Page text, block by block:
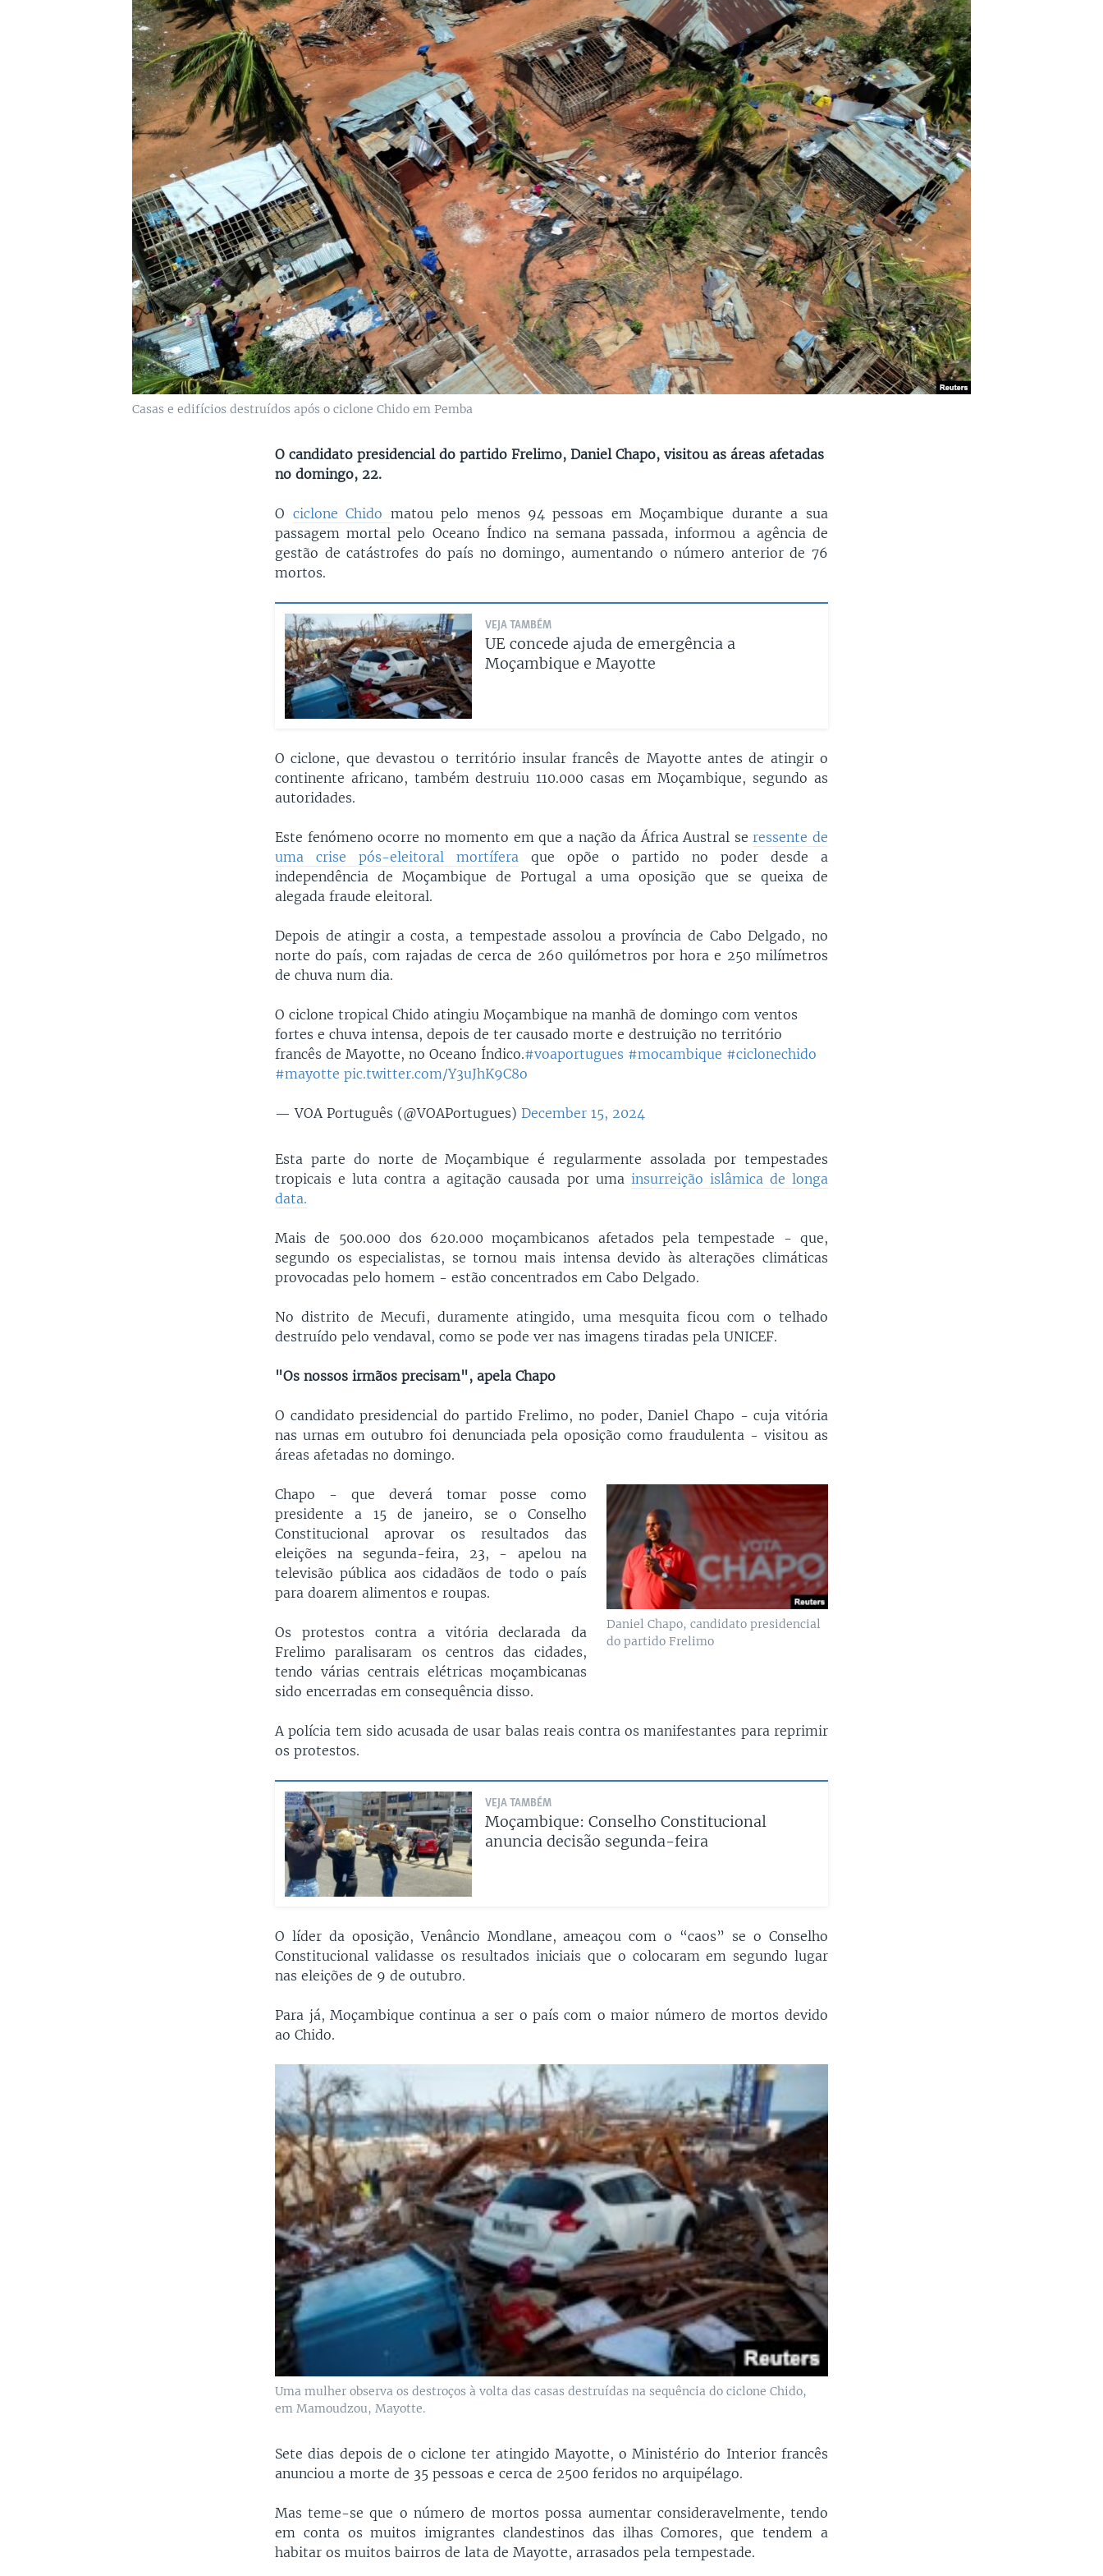
Casas e edifícios destruídos após o ciclone Chido em Pemba
O candidato presidencial do partido Frelimo, Daniel Chapo, visitou as áreas afetadas
no domingo, 22.
O ciclone Chido matou pelo menos 94 pessoas em Moçambique durante a sua
passagem mortal pelo Oceano Índico na semana passada, informou a agência de
gestão de catástrofes do país no domingo, aumentando o número anterior de 76
mortos.
VEJA TAMBÉM
UE concede ajuda de emergência a
Moçambique e Mayotte
O ciclone, que devastou o território insular francês de Mayotte antes de atingir o
continente africano, também destruiu 110.000 casas em Moçambique, segundo as
autoridades.
Este fenómeno ocorre no momento em que a nação da África Austral seressente de
uma crise pós-eleitoral mortífera que opõe o partido no poder desde a
independência de Moçambique de Portugal a uma oposição que se queixa de
alegada fraude eleitoral.
Depois de atingir a costa, a tempestade assolou a província de Cabo Delgado, no
norte do país, com rajadas de cerca de 260 quilómetros por hora e 250 milímetros
de chuva num dia.
O ciclone tropical Chido atingiu Moçambique na manhã de domingo com ventos
fortes e chuva intensa, depois de ter causado morte e destruição no território
francês de Mayotte, no Oceano Índico.#voaportugues #mocambique #ciclonechido
#mayotte pic.twitter.com/Y3uJhK9C8o
— VOA Português (@VOAPortugues)December 15, 2024
Esta parte do norte de Moçambique é regularmente assolada por tempestades
tropicais e luta contra a agitação causada por uma insurreição islâmica de longa
data.
Mais de 500.000 dos 620.000 moçambicanos afetados pela tempestade - que,
segundo os especialistas, se tornou mais intensa devido às alterações climáticas
provocadas pelo homem - estão concentrados em Cabo Delgado.
No distrito de Mecufi, duramente atingido, uma mesquita ficou com o telhado
destruído pelo vendaval, como se pode ver nas imagens tiradas pela UNICEF.
"Os nossos irmãos precisam", apela Chapo
O candidato presidencial do partido Frelimo, no poder, Daniel Chapo - cuja vitória
nas urnas em outubro foi denunciada pela oposição como fraudulenta - visitou as
áreas afetadas no domingo.
Daniel Chapo, candidato presidencial
do partido Frelimo
Chapo - que deverá tomar posse como
presidente a 15 de janeiro, se o Conselho
Constitucional aprovar os resultados das
eleições na segunda-feira, 23, - apelou na
televisão pública aos cidadãos de todo o país
para doarem alimentos e roupas.
Os protestos contra a vitória declarada da
Frelimo paralisaram os centros das cidades,
tendo várias centrais elétricas moçambicanas
sido encerradas em consequência disso.
A polícia tem sido acusada de usar balas reais contra os manifestantes para reprimir
os protestos.
VEJA TAMBÉM
Moçambique: Conselho Constitucional
anuncia decisão segunda-feira
O líder da oposição, Venâncio Mondlane, ameaçou com o “caos” se o Conselho
Constitucional validasse os resultados iniciais que o colocaram em segundo lugar
nas eleições de 9 de outubro.
Para já, Moçambique continua a ser o país com o maior número de mortos devido
ao Chido.
Uma mulher observa os destroços à volta das casas destruídas na sequência do ciclone Chido,
em Mamoudzou, Mayotte.
Sete dias depois de o ciclone ter atingido Mayotte, o Ministério do Interior francês
anunciou a morte de 35 pessoas e cerca de 2500 feridos no arquipélago.
Mas teme-se que o número de mortos possa aumentar consideravelmente, tendo
em conta os muitos imigrantes clandestinos das ilhas Comores, que tendem a
habitar os muitos bairros de lata de Mayotte, arrasados pela tempestade.